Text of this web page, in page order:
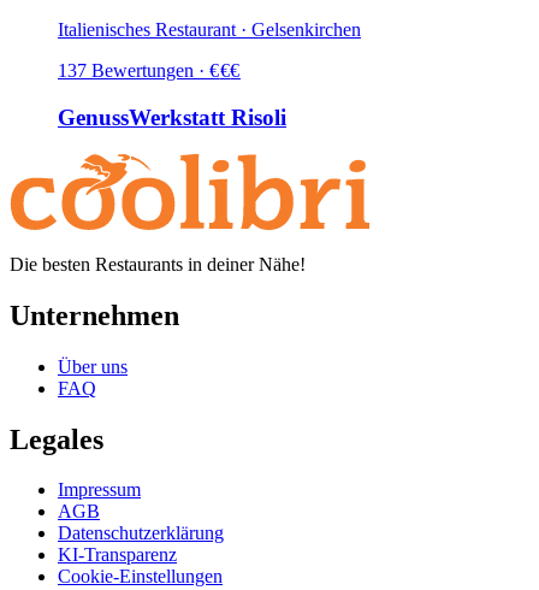
Italienisches Restaurant · Gelsenkirchen
137 Bewertungen · €€€
GenussWerkstatt Risoli
Die besten Restaurants in deiner Nähe!
Unternehmen
Über uns
FAQ
Legales
Impressum
AGB
Datenschutzerklärung
KI-Transparenz
Cookie-Einstellungen